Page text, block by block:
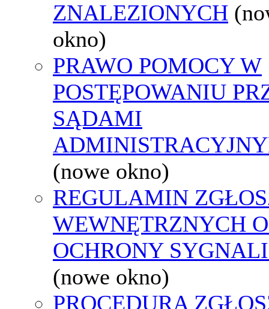
ZNALEZIONYCH
okno)
PRAWO POMOCY W
POSTĘPOWANIU
SĄDAMI
(nowe okno)
REGULAMIN
WEWNĘTRZNYCH
OCHRONY
(nowe okno)
PROCEDURA